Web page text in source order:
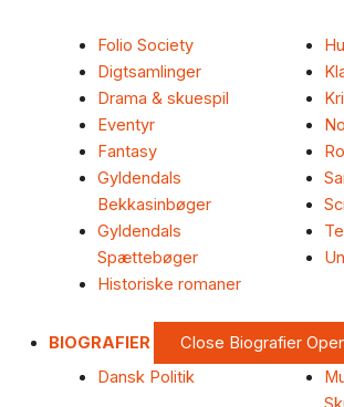
Folio Society
Digtsamlinger
Drama & skuespil
Eventyr
Fantasy
Gyldendals
Bekkasinbøger
Gyldendals
Spættebøger
Historiske romaner
BIOGRAFIER Close Biografier
Dansk Politik